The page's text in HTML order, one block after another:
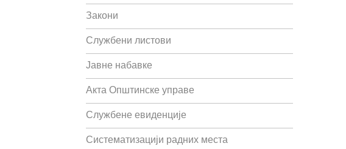
Закони
Службени листови
Јавне набавке
Акта Општинске управе
Службене евиденције
Систематизацији радних места